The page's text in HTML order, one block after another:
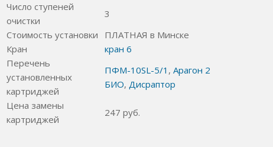
Число ступеней
очистки
3
Стоимость установки
ПЛАТНАЯ в Минске
Кран
кран 6
Перечень
установленных
картриджей
ПФМ-10SL-5/1 , Арагон 2
БИО, Дисраптор
Цена замены
картриджей
247 руб.